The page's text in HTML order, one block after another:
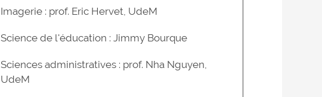
Imagerie : prof. Eric Hervet, UdeM
Science de l'éducation : Jimmy Bourque
Sciences administratives : prof. Nha Nguyen,
UdeM